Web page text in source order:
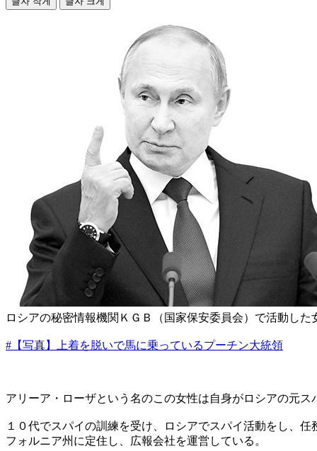
ロシアの秘密情報機関ＫＧＢ（国家保安委員会）で活動し
#【写真】上着を脱いで馬に乗っているプーチン大統領
アリーア・ローザという名のこの女性は自身がロシアの元
１０代でスパイの訓練を受け、ロシアでスパイ活動をし、
フォルニア州に定住し、広報会社を運営している。